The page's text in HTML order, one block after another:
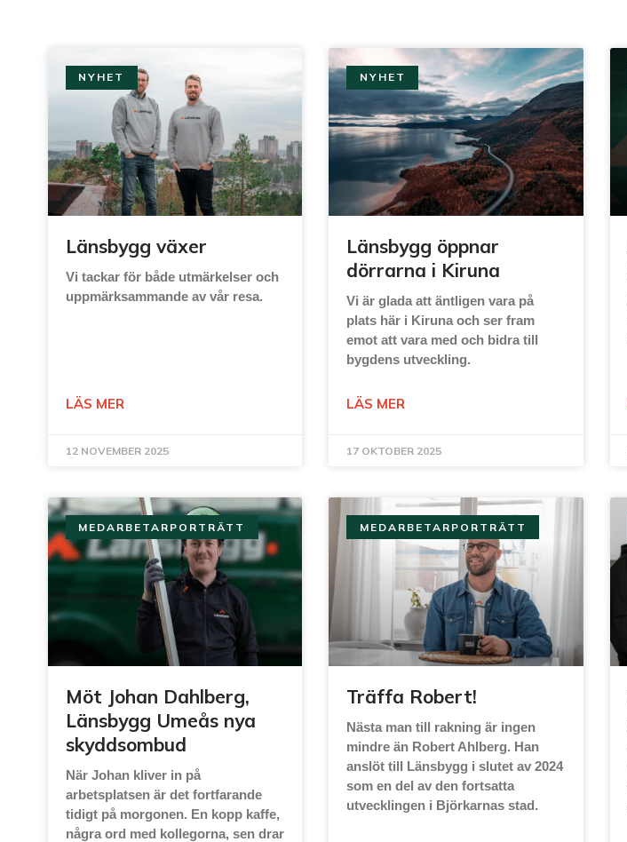
NYHET
Länsbygg växer
Vi tackar för både utmärkelser och
uppmärksammande av vår resa.
LÄS MER
12 NOVEMBER 2025
NYHET
Länsbygg öppnar
dörrarna i Kiruna
Vi är glada att äntligen vara på
plats här i Kiruna och ser fram
emot att vara med och bidra till
bygdens utveckling.
LÄS MER
17 OKTOBER 2025
MEDARBETARPORTRÄTT
Möt Johan Dahlberg,
Länsbygg Umeås nya
skyddsombud
När Johan kliver in på
arbetsplatsen är det fortfarande
tidigt på morgonen. En kopp kaffe,
några ord med kollegorna, sen drar
MEDARBETARPORTRÄTT
Träffa Robert!
Nästa man till rakning är ingen
mindre än Robert Ahlberg. Han
anslöt till Länsbygg i slutet av 2024
som en del av den fortsatta
utvecklingen i Björkarnas stad.